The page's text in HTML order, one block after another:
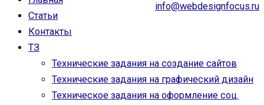
info@webdesignfocus.ru
Статьи
Контакты
ТЗ
Технические задания на создание сайтов
Технические задания на графический дизайн
Техническое задания на оформление соц.